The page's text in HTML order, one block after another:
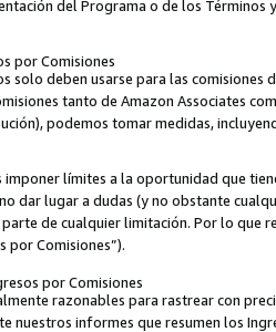
del Programa o de los Términos
por Comisiones
solo deben usarse para las
tanto de Amazon Associates
podemos tomar medidas,
imponer límites a la oportunidad que
dar lugar a dudas (y no obstante
de cualquier limitación. Por lo que
por Comisiones”).
por Comisiones
razonables para rastrear con
nuestros informes que resumen los